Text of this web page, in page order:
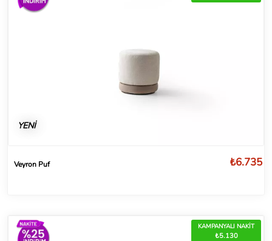
YENİ
Veyron Puf ₺6.735
KAMPANYALI NAKİT
₺5.130